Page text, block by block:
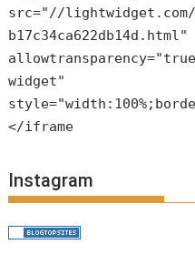
src="//lightwidget.com/
widget"
</iframe
Instagram